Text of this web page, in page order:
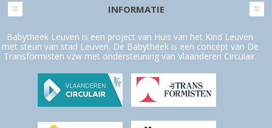
INFORMATIE
Babytheek Leuven is een project van Huis van het Kind Leuven
met steun van stad Leuven. De Babytheek is een concept van De
Transformisten vzw met ondersteuning van Vlaanderen Circulair.